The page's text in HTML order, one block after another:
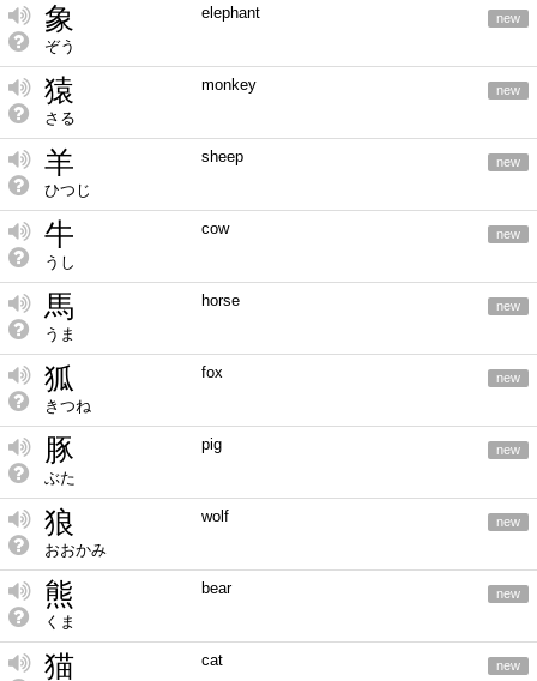
象
ぞう
elephant new
猿
さる
monkey new
羊
ひつじ
sheep new
牛
うし
cow new
馬
うま
horse new
狐
きつね
fox new
豚
ぶた
pig new
狼
おおかみ
wolf new
熊
くま
bear new
猫 cat new